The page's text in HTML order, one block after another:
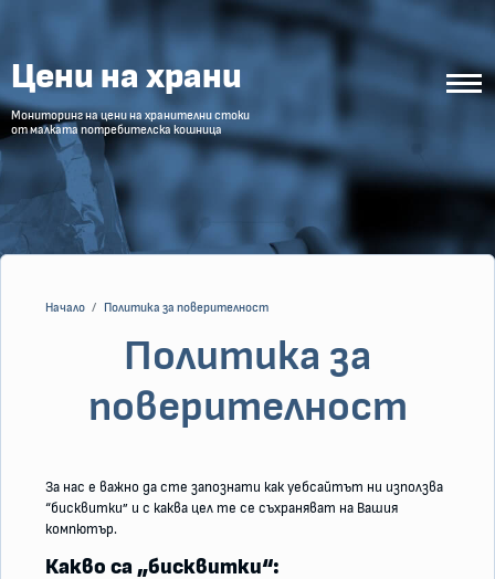
Начална страница
Цени на храни
Мониторинг на цени на хранителни стоки
от малката потребителска кошница
Начало Политика за поверителност
Политика за
поверителност
За нас е важно да сте запознати как уебсайтът ни използва
“бисквитки” и с каква цел те се съхраняват на Вашия
компютър.
Какво са „бисквитки“: